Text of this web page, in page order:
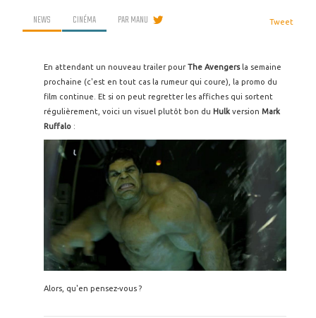
NEWS CINÉMA PARMANU Tweet
En attendant un nouveau trailer pourThe Avengersla semaine
prochaine (c'est en tout cas la rumeur qui coure), la promo du
film continue. Et si on peut regretter les affiches qui sortent
régulièrement, voici un visuel plutôt bon du Hulk version Mark
Ruffalo :
Alors, qu'en pensez-vous ?